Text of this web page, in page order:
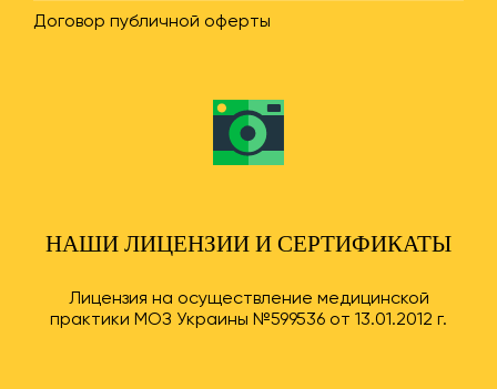
Договор публичной оферты
НАШИ ЛИЦЕНЗИИ И СЕРТИФИКАТЫ
Лицензия на осуществление медицинской
практики МОЗ Украины №599536 от 13.01.2012 г.